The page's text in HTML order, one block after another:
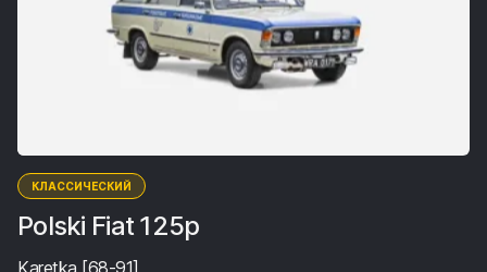
КЛАССИЧЕСКИЙ
Polski Fiat 125p